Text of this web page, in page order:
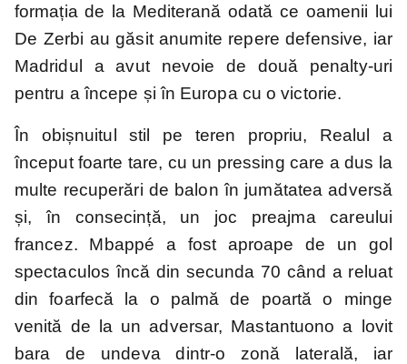
formația de la Mediterană odată ce oamenii lui
De Zerbi au găsit anumite repere defensive, iar
Madridul a avut nevoie de două penalty-uri
pentru a începe și în Europa cu o victorie.
În obișnuitul stil pe teren propriu, Realul a
început foarte tare, cu un pressing care a dus la
multe recuperări de balon în jumătatea adversă
și, în consecință, un joc preajma careului
francez. Mbappé a fost aproape de un gol
spectaculos încă din secunda 70 când a reluat
din foarfecă la o palmă de poartă o minge
venită de la un adversar, Mastantuono a lovit
bara de undeva dintr-o zonă laterală, iar